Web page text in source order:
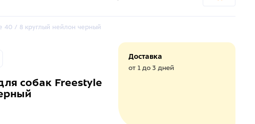
40 / 8 круглый нейлон черный
собак Freestyle
Доставка
от 1 до 3 дней